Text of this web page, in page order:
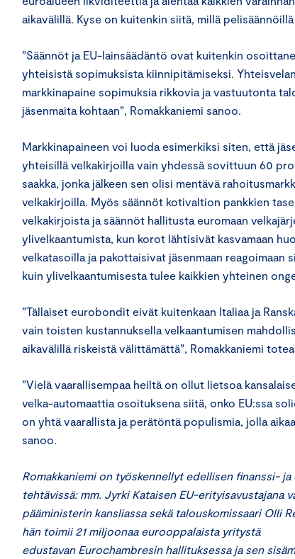
aikavälillä. Kyse on kuitenkin siitä, millä
”Säännöt ja EU-lainsäädäntö ovat kuitenkin
yhteisistä sopimuksista kiinnipitämiseksi.
markkinapaine sopimuksia rikkovia ja vastuutonta
jäsenmaita kohtaan”, Romakkaniemi sanoo.
Markkinapaineen voi luoda esimerkiksi siten, että
yhteisillä velkakirjoilla vain yhdessä sovittuun 60
saakka, jonka jälkeen sen olisi mentävä
velkakirjoilla. Myös säännöt kotivaltion pankkien
velkakirjoista ja säännöt hallitusta euromaan
ylivelkaantumista, kun korot lähtisivät kasvamaan
velkatasoilla ja pakottaisivat jäsenmaan reagoimaan
kuin ylivelkaantumisesta tulee kaikkien yhteinen
”Tällaiset eurobondit eivät kuitenkaan Italiaa ja
vain toisten kustannuksella velkaantumisen
aikavälillä riskeistä välittämättä”, Romakkaniemi
”Vielä vaarallisempaa heiltä on ollut lietsoa
velka-automaattia osoituksena siitä, onko EU:ssa
on yhtä vaarallista ja perätöntä populismia, jolla
sanoo.
Romakkaniemi on työskennellyt edellisen finanssi-
tehtävissä: mm. Jyrki Kataisen EU-erityisavustajana
pääministerin kansliassa sekä talouskomissaari Olli
hän toimii 21 miljoonaa eurooppalaista yritystä
edustavan Eurochambresin hallituksessa ja sen